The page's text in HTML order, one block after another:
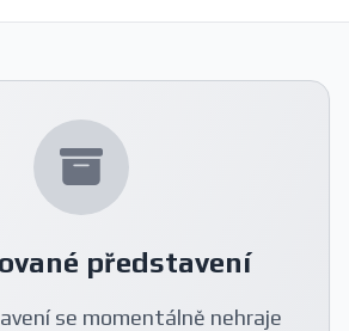
představení
se momentálně nehraje